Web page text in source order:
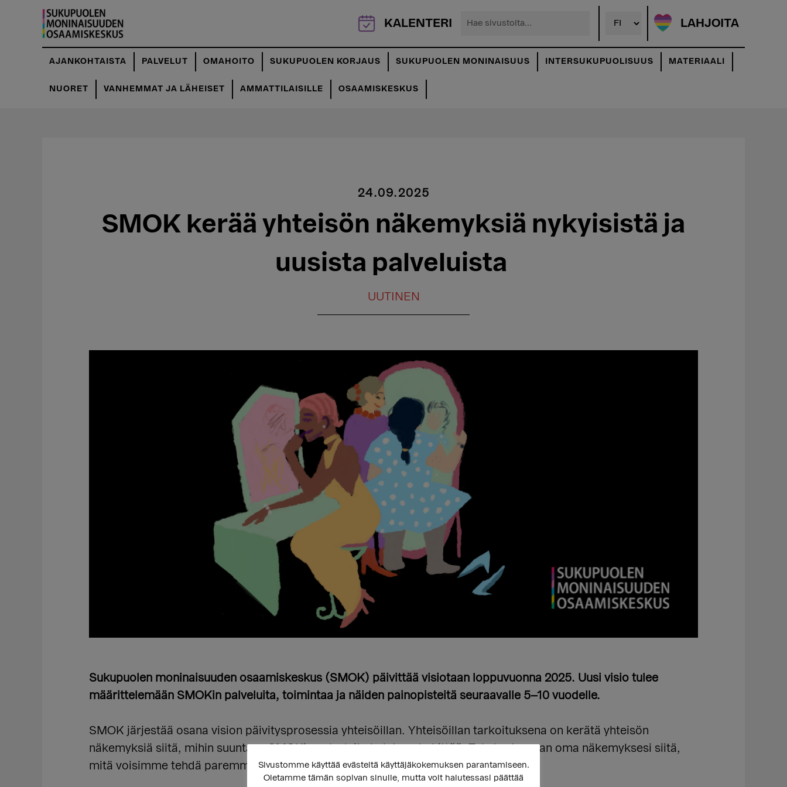
pääsisältöön
LAHJOITA
Hae
KALENTERI
AJANKOHTAISTA PALVELUT OMAHOITO SUKUPUOLEN KORJAUS SUKUPUOLEN MONINAISUUS INTERSUKUPUOLISUUS MATERIAALI
NUORET VANHEMMAT JA LÄHEISET AMMATTILAISILLE OSAAMISKESKUS
24.09.2025
SMOK kerää yhteisön näkemyksiä nykyisistä ja
uusista palveluista
UUTINEN
Sukupuolen moninaisuuden osaamiskeskus (SMOK) päivittää visiotaan loppuvuonna 2025. Uusi visio tulee
määrittelemään SMOKin palveluita, toimintaa ja näiden painopisteitä seuraavalle 5–10 vuodelle.
SMOK järjestää osana vision päivitysprosessia yhteisöillan. Yhteisöillan tarkoituksena on kerätä yhteisön
näkemyksiä siitä, mihin suuntaan SMOKin palveluita halutaan kehittää. Tule kertomaan oma näkemyksesi siitä,
mitä voisimme tehdä paremmin tai uudella tavalla!Sivustomme käyttää evästeitä käyttäjäkokemuksen parantamiseen.
Oletamme tämän sopivan sinulle, mutta voit halutessasi päättää